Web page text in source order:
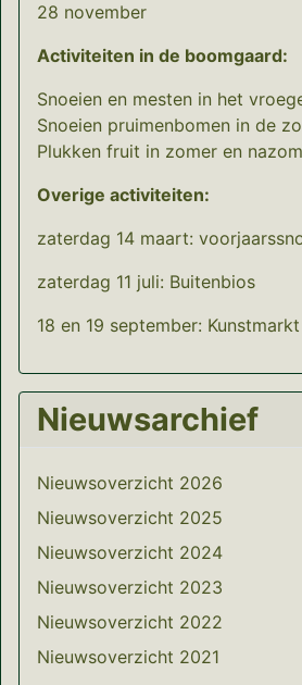
28 november
Activiteiten in de boomgaard:
Snoeien en mesten in het
Snoeien pruimenbomen in de
Plukken fruit in zomer en
Overige activiteiten:
zaterdag 14 maart:
zaterdag 11 juli: Buitenbios
18 en 19 september: Kunstmarkt
Nieuwsarchief
Nieuwsoverzicht 2026
Nieuwsoverzicht 2025
Nieuwsoverzicht 2024
Nieuwsoverzicht 2023
Nieuwsoverzicht 2022
Nieuwsoverzicht 2021